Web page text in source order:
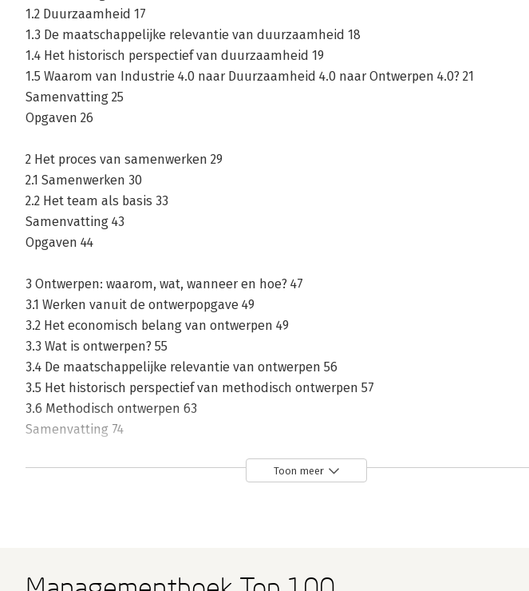
1.2 Duurzaamheid 17
1.3 De maatschappelijke relevantie van duurzaamheid 18
1.4 Het historisch perspectief van duurzaamheid 19
1.5 Waarom van Industrie 4.0 naar Duurzaamheid 4.0 naar Ontwerpen 4.0? 21
Samenvatting 25
Opgaven 26
2 Het proces van samenwerken 29
2.1 Samenwerken 30
2.2 Het team als basis 33
Samenvatting 43
Opgaven 44
3 Ontwerpen: waarom, wat, wanneer en hoe? 47
3.1 Werken vanuit de ontwerpopgave 49
3.2 Het economisch belang van ontwerpen 49
3.3 Wat is ontwerpen? 55
3.4 De maatschappelijke relevantie van ontwerpen 56
3.5 Het historisch perspectief van methodisch ontwerpen 57
3.6 Methodisch ontwerpen 63
Samenvatting 74
4.4 Black box en MEI 109
Toon meer